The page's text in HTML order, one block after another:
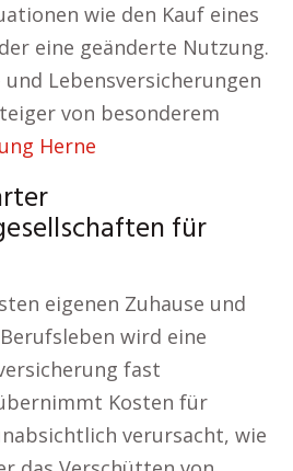
wie den Kauf eines
eine geänderte Nutzung.
Lebensversicherungen
von besonderem
Herne
für
eigenen Zuhause und
wird eine
fast
Kosten für
verursacht, wie